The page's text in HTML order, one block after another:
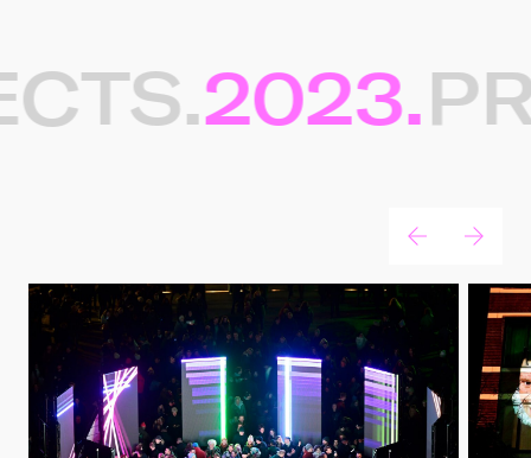
2023.
Gerelateerde projecten